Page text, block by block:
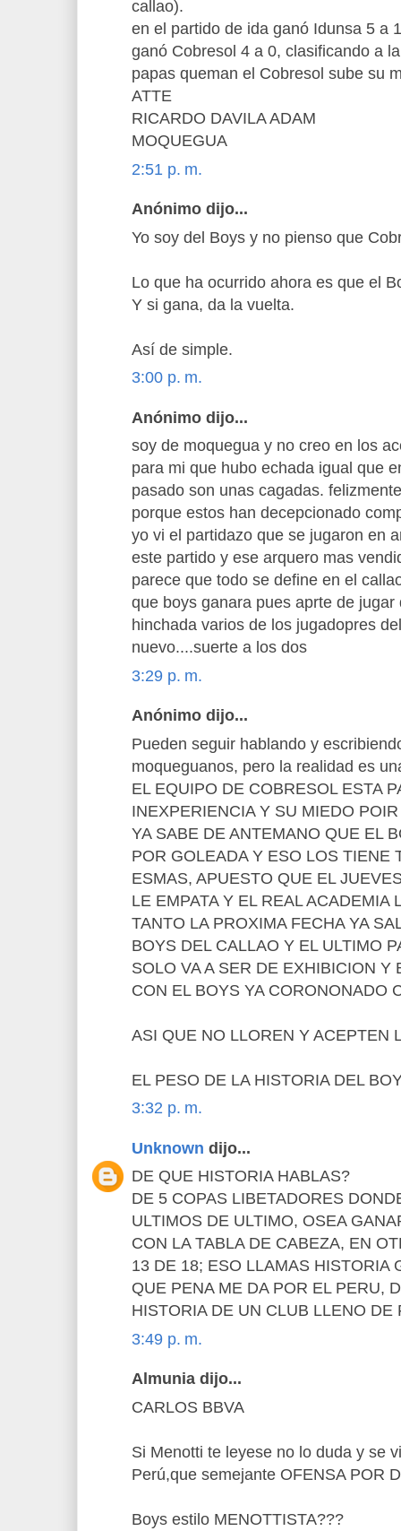
callao).
en el partido de ida ganó Idunsa 5 a
ganó Cobresol 4 a 0, clasificando a
papas queman el Cobresol sube su
ATTE
RICARDO DAVILA ADAM
MOQUEGUA
2:51 p. m.
Anónimo dijo...
Yo soy del Boys y no pienso que
Lo que ha ocurrido ahora es que el
Y si gana, da la vuelta.
Así de simple.
3:00 p. m.
Anónimo dijo...
soy de moquegua y no creo en los
para mi que hubo echada igual que
pasado son unas cagadas.
porque estos han decepcionado
yo vi el partidazo que se jugaron en
este partido y ese arquero mas
parece que todo se define en el
que boys ganara pues aprte de
hinchada varios de los jugadopres
nuevo....suerte a los dos
3:29 p. m.
Anónimo dijo...
Pueden seguir hablando y
moqueguanos, pero la realidad es
EL EQUIPO DE COBRESOL ESTA
INEXPERIENCIA Y SU MIEDO
YA SABE DE ANTEMANO QUE EL
POR GOLEADA Y ESO LOS TIENE
ESMAS, APUESTO QUE EL
LE EMPATA Y EL REAL ACADEMIA
TANTO LA PROXIMA FECHA YA
BOYS DEL CALLAO Y EL ULTIMO
SOLO VA A SER DE EXHIBICION Y
CON EL BOYS YA CORONONADO
ASI QUE NO LLOREN Y ACEPTEN
EL PESO DE LA HISTORIA DEL
3:32 p. m.
Unknown dijo...
DE QUE HISTORIA HABLAS?
DE 5 COPAS LIBETADORES
ULTIMOS DE ULTIMO, OSEA
CON LA TABLA DE CABEZA, EN
13 DE 18; ESO LLAMAS HISTORIA
QUE PENA ME DA POR EL PERU,
HISTORIA DE UN CLUB LLENO DE
3:49 p. m.
Almunia dijo...
CARLOS BBVA
Si Menotti te leyese no lo duda y se
Perú,que semejante OFENSA POR
Boys estilo MENOTTISTA???